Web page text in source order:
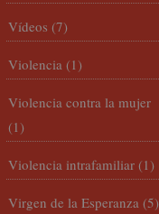
Vídeos (7)
Violencia (1)
Violencia contra la mujer
(1)
Violencia intrafamiliar (1)
Virgen de la Esperanza (5)